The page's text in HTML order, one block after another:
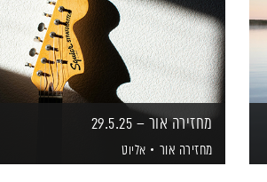
מחזירה אור – 29.5.25
מחזירה אור אליוט